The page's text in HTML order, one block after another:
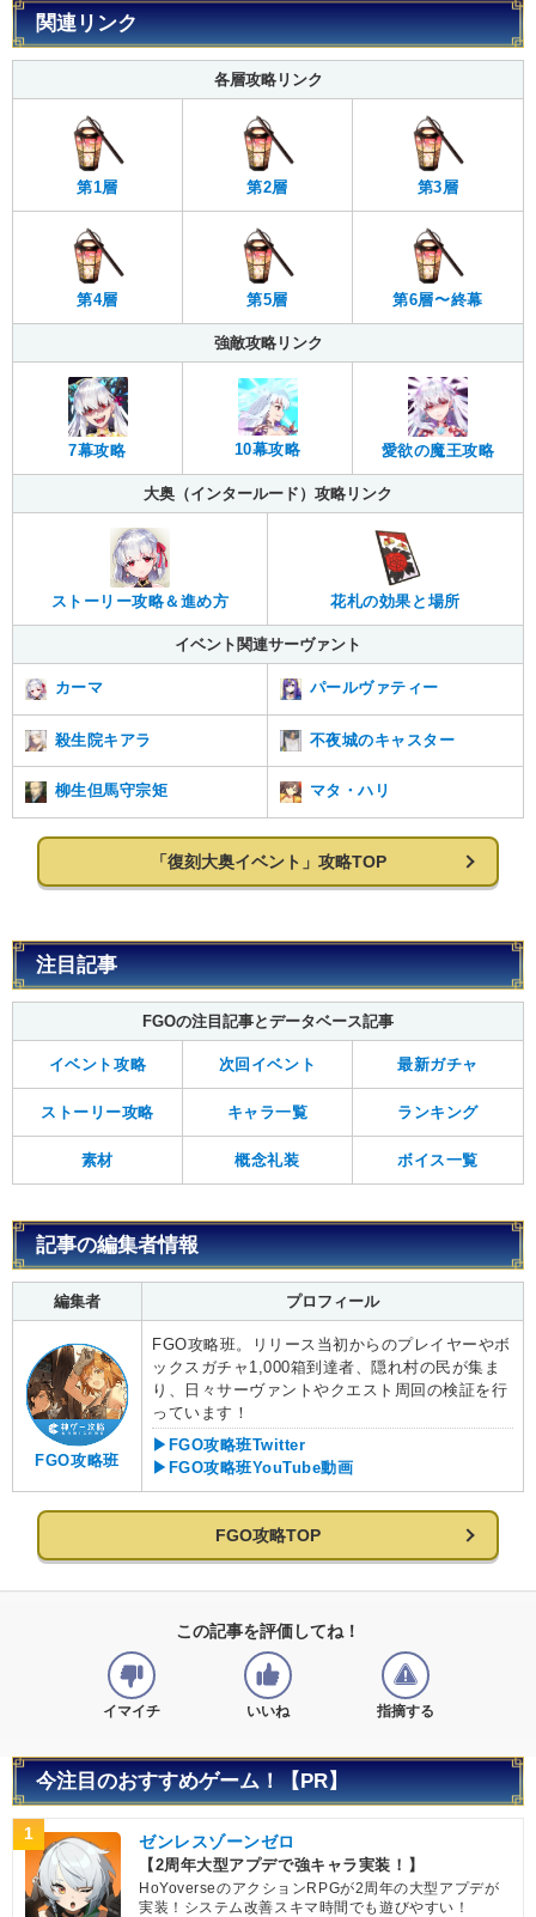
関連リンク
各層攻略リンク
第1層 第2層 第3層
第4層 第5層 第6層〜終幕
強敵攻略リンク
7幕攻略 10幕攻略 愛欲の魔王攻略
大奥（インタールード）攻略リンク
ストーリー攻略＆進め方 花札の効果と場所
イベント関連サーヴァント
カーマ パールヴァティー
殺生院キアラ 不夜城のキャスター
柳生但馬守宗矩 マタ・ハリ
「復刻大奥イベント」攻略TOP
注目記事
FGOの注目記事とデータベース記事
イベント攻略 次回イベント 最新ガチャ
ストーリー攻略 キャラ一覧 ランキング
素材 概念礼装 ボイス一覧
記事の編集者情報
編集者 プロフィール
FGO攻略班
FGO攻略班。リリース当初からのプレイヤーやボ
ックスガチャ1,000箱到達者、隠れ村の民が集ま
り、日々サーヴァントやクエスト周回の検証を行
っています！
▶FGO攻略班Twitter
▶FGO攻略班YouTube動画
FGO攻略TOP
この記事を評価してね！
イマイチ いいね 指摘する
今注目のおすすめゲーム！【PR】
1 ゼンレスゾーンゼロ
【2周年大型アプデで強キャラ実装！】
HoYoverseのアクションRPGが2周年の大型アプデが
実装！システム改善スキマ時間でも遊びやすい！